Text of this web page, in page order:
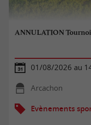
ANNULATION
01/08/2026 au
Arcachon
Evènements